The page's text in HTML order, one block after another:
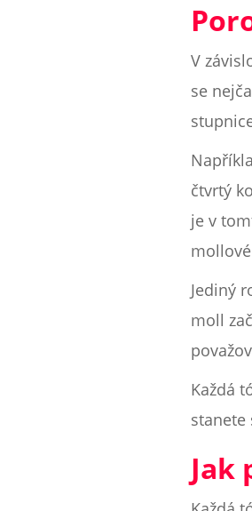
V
se
čtvrtý
je v
Jediný
moll
Každá
stanete
Jak